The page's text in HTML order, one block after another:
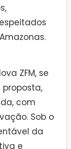
ZFM, se
com
Sob o
da
e